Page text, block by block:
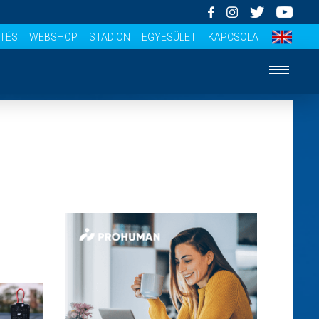
WEBSHOP STADION EGYESÜLET KAPCSOLAT